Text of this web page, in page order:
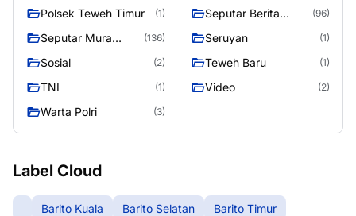
Polsek Teweh Timur (1)
Seputar Berita
(96)
Seputar Mura
(136) Seruyan (1)
Sosial (2) Teweh Baru (1)
TNI (1) Video (2)
Warta Polri (3)
Label Cloud
Barito Kuala Barito Selatan
Barito Timur